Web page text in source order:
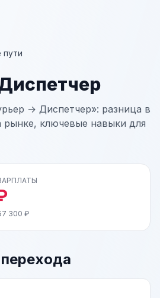
→ Диспетчер»: разница в
рынке, ключевые навыки для
300 ₽